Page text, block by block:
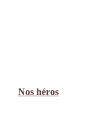
Nos héros